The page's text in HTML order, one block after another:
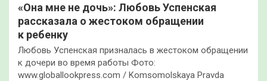
«Она мне не дочь»: Любовь Успенская
рассказала о жестоком обращении
к ребенку
Любовь Успенская призналась в жестоком обращении
к дочери во время работы Фото:
www.globallookpress.com / Komsomolskaya Pravda